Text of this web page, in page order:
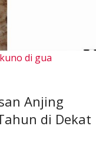
di gua
Anjing
di Dekat